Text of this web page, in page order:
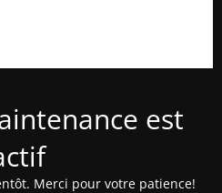
est
Merci pour votre patience!